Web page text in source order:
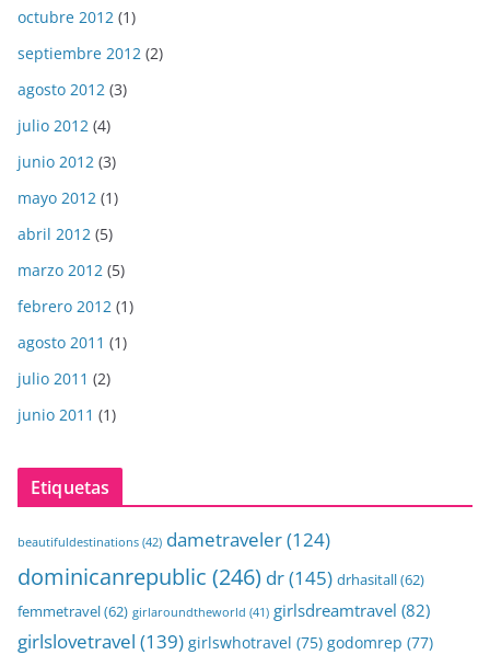
octubre 2012 (1)
septiembre 2012 (2)
agosto 2012 (3)
julio 2012 (4)
junio 2012 (3)
mayo 2012 (1)
abril 2012 (5)
marzo 2012 (5)
febrero 2012 (1)
agosto 2011 (1)
julio 2011 (2)
junio 2011 (1)
Etiquetas
beautifuldestinations (42) dametraveler(124)
dominicanrepublic (246) dr(145) drhasitall(62)
femmetravel(62) girlaroundtheworld (41) girlsdreamtravel (82)
girlslovetravel (139) girlswhotravel (75) godomrep (77)